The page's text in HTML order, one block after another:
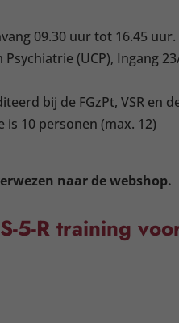
09.30 uur tot 16.45 uur.
(UCP), Ingang
bij de FGzPt, VSR en
10 personen (max. 12)
naar de webshop.
5-R training